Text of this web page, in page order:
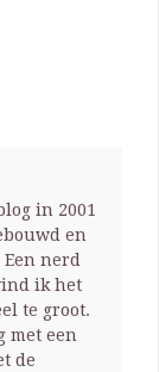
in 2001
en
nerd
ik het
te groot.
met een
de